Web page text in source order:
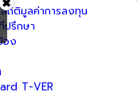
สถิติมูลค่าการลงทุน
ปรึกษา
อง
T-VER